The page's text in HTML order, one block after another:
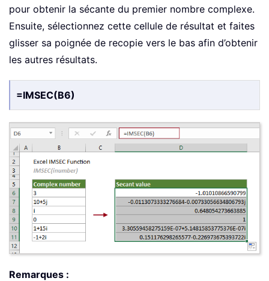
pour obtenir la sécante du premier nombre complexe.
Ensuite, sélectionnez cette cellule de résultat et faites
glisser sa poignée de recopie vers le bas afin d’obtenir
les autres résultats.
=IMSEC(B6)
Remarques :